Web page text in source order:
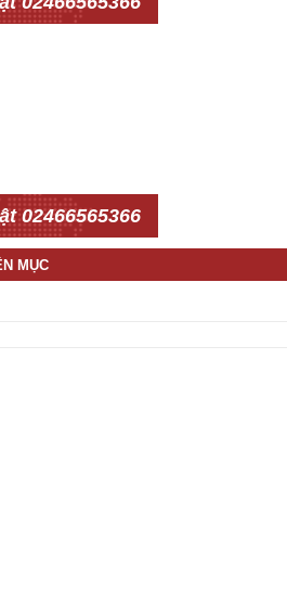
02466565366
MỤC